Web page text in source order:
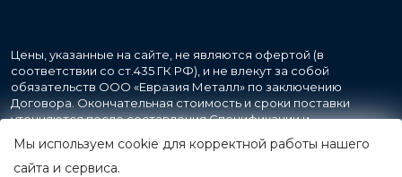
Цены, указанные на сайте, не являются офертой (в
соответствии со ст.435 ГК РФ), и не влекут за собой
обязательств ООО «Евразия Металл» по заключению
Договора. Окончательная стоимость и сроки поставки
уточняются после составления Спецификации и
фиксируются в Счете на оплату, а также Спецификации на
поставку товара.
Мы используем cookie для корректной работы нашего
сайта и сервиса.